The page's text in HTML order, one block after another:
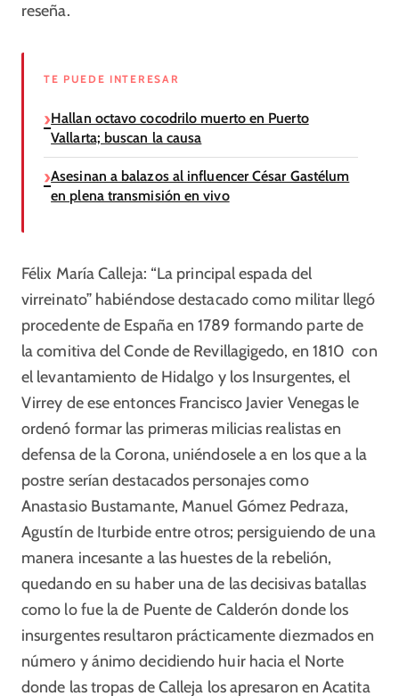
reseña.
TE PUEDE INTERESAR
Hallan octavo cocodrilo muerto en Puerto
Vallarta; buscan la causa
Asesinan a balazos al influencer César Gastélum
en plena transmisión en vivo
Félix María Calleja: “La principal espada del
virreinato” habiéndose destacado como militar llegó
procedente de España en 1789 formando parte de
la comitiva del Conde de Revillagigedo, en 1810 con
el levantamiento de Hidalgo y los Insurgentes, el
Virrey de ese entonces Francisco Javier Venegas le
ordenó formar las primeras milicias realistas en
defensa de la Corona, uniéndosele a en los que a la
postre serían destacados personajes como
Anastasio Bustamante, Manuel Gómez Pedraza,
Agustín de Iturbide entre otros; persiguiendo de una
manera incesante a las huestes de la rebelión,
quedando en su haber una de las decisivas batallas
como lo fue la de Puente de Calderón donde los
insurgentes resultaron prácticamente diezmados en
número y ánimo decidiendo huir hacia el Norte
donde las tropas de Calleja los apresaron en Acatita